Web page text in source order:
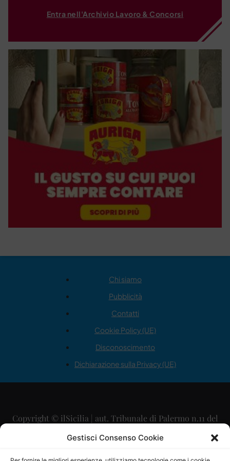
Gestisci Consenso Cookie
Entra nell'Archivio Lavoro & Concorsi
Chi siamo
Pubblicità
Contatti
Cookie Policy (UE)
Disconoscimento
Dichiarazione sulla Privacy (UE)
Copyright © ilSicilia | aut. Tribunale di Palermo n.11 del
29/09/2015